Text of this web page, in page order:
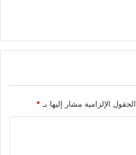
الحقول الإلزامية مشار إليها بـ*